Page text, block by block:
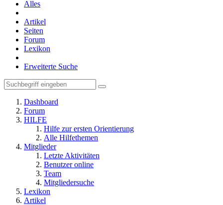
Alles
Artikel
Seiten
Forum
Lexikon
Erweiterte Suche
Dashboard
Forum
HILFE
Hilfe zur ersten Orientierung
Alle Hilfethemen
Mitglieder
Letzte Aktivitäten
Benutzer online
Team
Mitgliedersuche
Lexikon
Artikel